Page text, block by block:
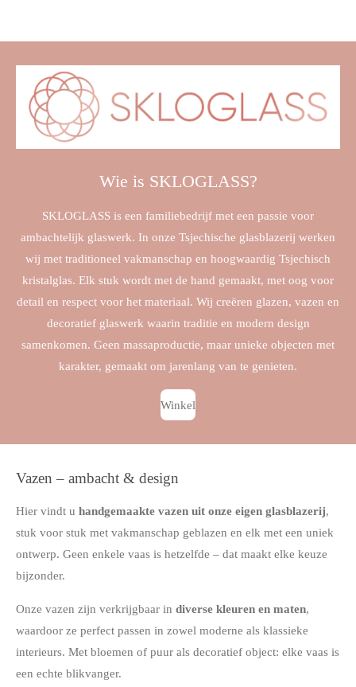
Wie is SKLOGLASS?
SKLOGLASS is een familiebedrijf met een passie voor
ambachtelijk glaswerk. In onze Tsjechische glasblazerij werken
wij met traditioneel vakmanschap en hoogwaardig Tsjechisch
kristalglas. Elk stuk wordt met de hand gemaakt, met oog voor
detail en respect voor het materiaal. Wij creëren glazen, vazen en
decoratief glaswerk waarin traditie en modern design
samenkomen. Geen massaproductie, maar unieke objecten met
karakter, gemaakt om jarenlang van te genieten.
Winkel
Vazen – ambacht & design
Hier vindt u handgemaakte vazen uit onze eigen glasblazerij,
stuk voor stuk met vakmanschap geblazen en elk met een uniek
ontwerp. Geen enkele vaas is hetzelfde – dat maakt elke keuze
bijzonder.
Onze vazen zijn verkrijgbaar in diverse kleuren en maten,
waardoor ze perfect passen in zowel moderne als klassieke
interieurs. Met bloemen of puur als decoratief object: elke vaas is
een echte blikvanger.